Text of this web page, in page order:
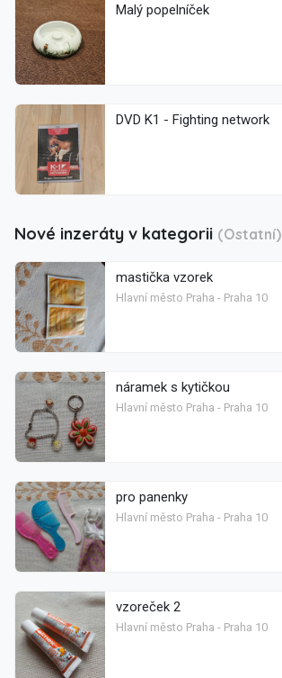
Malý popelníček
DVD K1 - Fighting network
Nové inzeráty v kategorii (Ostatní)
mastička vzorek
Hlavní město Praha - Praha 10
náramek s kytičkou
Hlavní město Praha - Praha 10
pro panenky
Hlavní město Praha - Praha 10
vzoreček 2
Hlavní město Praha - Praha 10